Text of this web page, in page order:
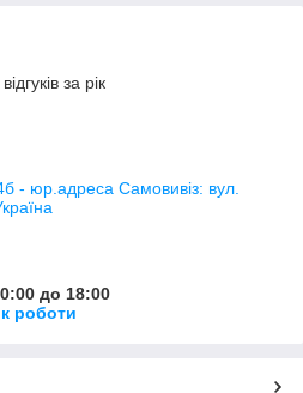
за рік
- юр.адреса Самовивіз: вул.
до 18:00
роботи